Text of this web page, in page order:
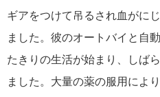
ギアをつけて吊るされ血がに
ました。彼のオートバイと自
たきりの生活が始まり、しば
ました。大量の薬の服用によ